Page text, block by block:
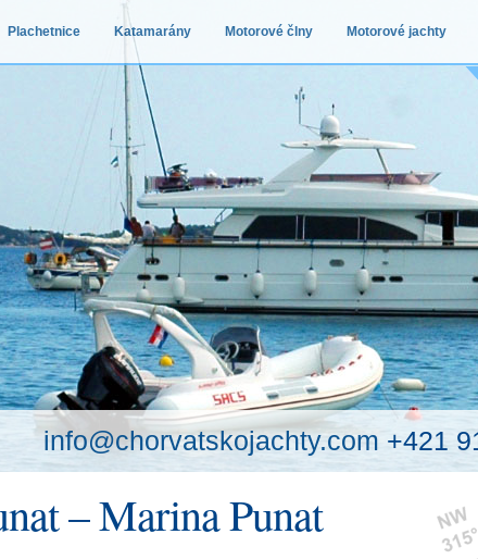
Motorové jachty
Motorové člny
Katamarány
Plachetnice
info@chorvatskojachty.com +421
– Marina Punat